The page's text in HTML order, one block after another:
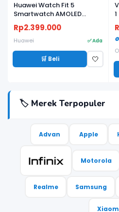
Huawei Watch Fit 5
Smartwatch AMOLED
Ringan, Baterai Tahan
Lama, Fitness & Health
Tracker - Garansi Resmi
Rp2.399.000
Huawei ✅ Ada
🛒 Beli 🤍
1
🏷️ Merek Terpopuler
Advan Apple
Motorola
Realme Samsung